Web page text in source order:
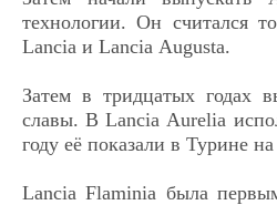
технологии. Он считался
Lancia и Lancia Аugusta.
Затем в тридцатых годах
славы. В Lancia Аurelia
году её показали в Турине
Lancia Flaminia была